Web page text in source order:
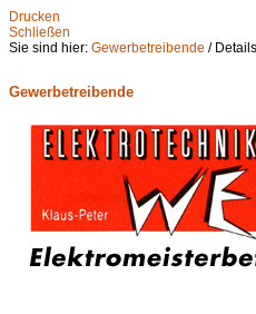
Drucken
Schließen
Sie sind hier: Gewerbetreibende / Details
Gewerbetreibende